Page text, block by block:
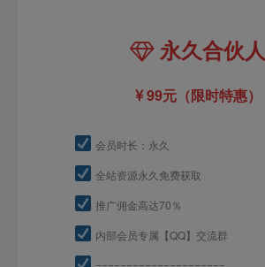
永久合伙人
99元（限时特惠）
会员时长：永久
全站资源永久免费获取
推广佣金高达70％
内部会员专属【QQ】交流群